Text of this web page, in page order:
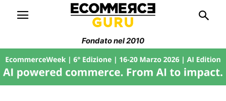
Fondato nel 2010